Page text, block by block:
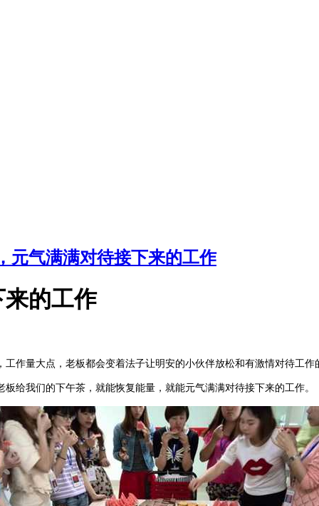
元气满满对待接下来的工作
的工作
作量大点，老板都会变着法子让明安的小伙伴放松和有激情对待工作
给我们的下午茶，就能恢复能量，就能元气满满对待接下来的工作。